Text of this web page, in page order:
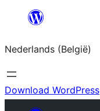
Spring
de
inhoud
Nederlands (België)
Download WordPress